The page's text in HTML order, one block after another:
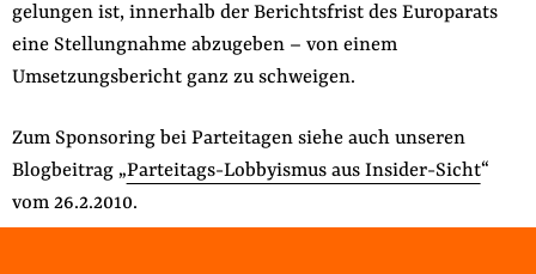
gelungen ist, innerhalb der Berichtsfrist des Europarats
eine Stellungnahme abzugeben – von einem
Umsetzungsbericht ganz zu schweigen.
Zum Sponsoring bei Parteitagen siehe auch unseren
Blogbeitrag „Parteitags-Lobbyismus aus Insider-Sicht“
vom 26.2.2010.